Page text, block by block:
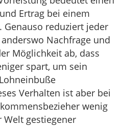
Ertrag bei einem
reduziert jeder
Nachfrage und
Möglichkeit ab, dass
spart, um sein
Verhalten ist aber bei
wenig
gestiegener